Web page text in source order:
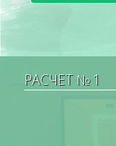
РАСЧЕТ № 1